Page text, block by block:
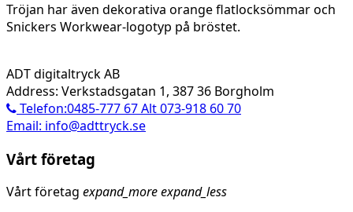
Tröjan har även dekorativa orange flatlocksömmar och
Snickers Workwear-logotyp på bröstet.
ADT digitaltryck AB
Address: Verkstadsgatan 1, 387 36 Borgholm
Telefon:0485-777 67 Alt 073-918 60 70
Email: info@adttryck.se
Vårt företag
Vårt företag expand_moreexpand_less